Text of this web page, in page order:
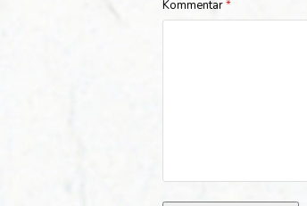
Kommentar*